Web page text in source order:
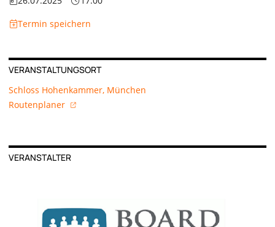
Termin speichern
VERANSTALTUNGSORT
Schloss Hohenkammer, München
Routenplaner
VERANSTALTER